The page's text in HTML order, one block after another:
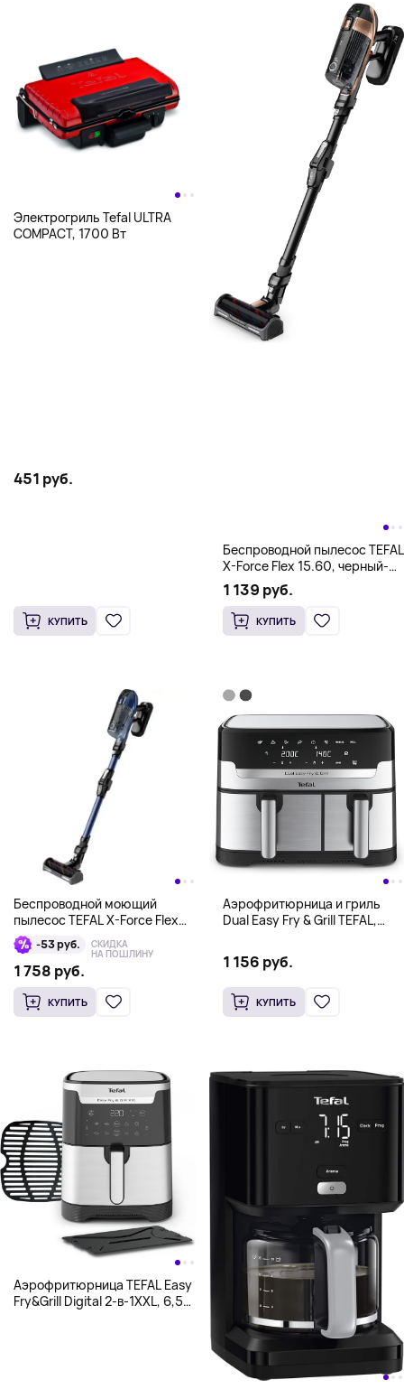
Электрогриль Tefal ULTRA
COMPACT, 1700 Вт
451 руб.
КУПИТЬ
Беспроводной пылесос TEFAL
X-Force Flex 15.60, черный-
медный
1 139 руб.
КУПИТЬ
Беспроводной моющий
пылесос TEFAL X-Force Flex
14.60, синий
-53 руб. СКИДКА
НА ПОШЛИНУ
1 758 руб.
КУПИТЬ
Аэрофритюрница и гриль
Dual Easy Fry & Grill TEFAL,
1 156 руб.
КУПИТЬ
Аэрофритюрница TEFAL Easy
Fry&Grill Digital 2-в-1XXL, 6,5